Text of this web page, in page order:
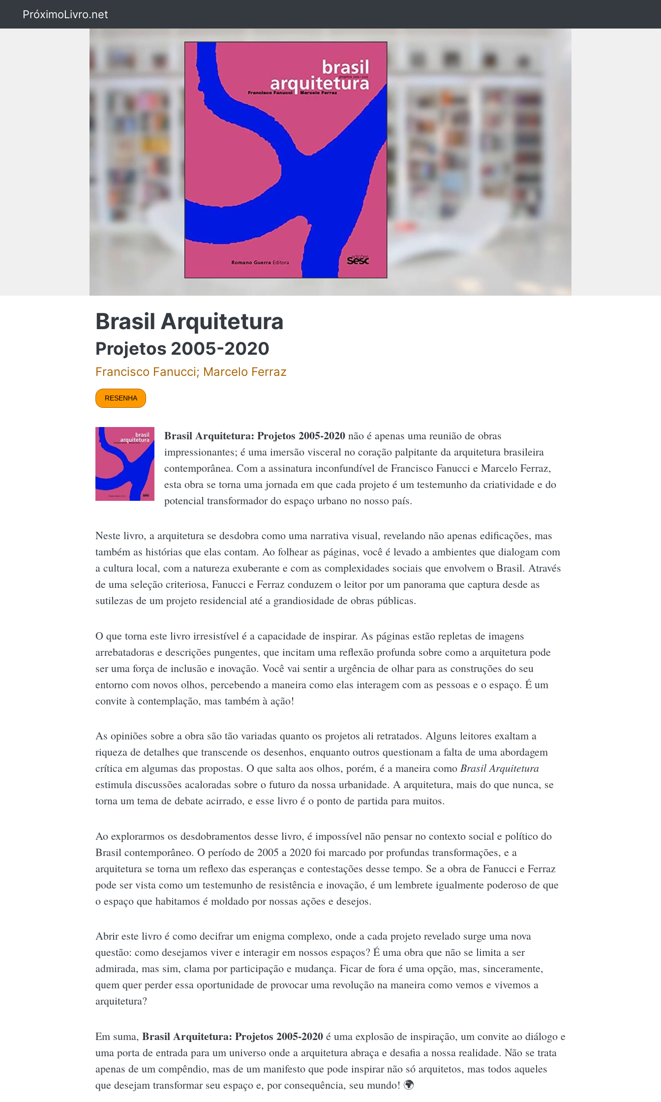
PróximoLivro.net
Brasil Arquitetura
Projetos 2005-2020
Francisco Fanucci; Marcelo Ferraz
RESENHA
Brasil Arquitetura: Projetos 2005-2020 não é apenas uma reunião de obras
impressionantes; é uma imersão visceral no coração palpitante da arquitetura brasileira
contemporânea. Com a assinatura inconfundível de Francisco Fanucci e Marcelo Ferraz,
esta obra se torna uma jornada em que cada projeto é um testemunho da criatividade e do
potencial transformador do espaço urbano no nosso país.
Neste livro, a arquitetura se desdobra como uma narrativa visual, revelando não apenas edificações, mas
também as histórias que elas contam. Ao folhear as páginas, você é levado a ambientes que dialogam com
a cultura local, com a natureza exuberante e com as complexidades sociais que envolvem o Brasil. Através
de uma seleção criteriosa, Fanucci e Ferraz conduzem o leitor por um panorama que captura desde as
sutilezas de um projeto residencial até a grandiosidade de obras públicas.
O que torna este livro irresistível é a capacidade de inspirar. As páginas estão repletas de imagens
arrebatadoras e descrições pungentes, que incitam uma reflexão profunda sobre como a arquitetura pode
ser uma força de inclusão e inovação. Você vai sentir a urgência de olhar para as construções do seu
entorno com novos olhos, percebendo a maneira como elas interagem com as pessoas e o espaço. É um
convite à contemplação, mas também à ação!
As opiniões sobre a obra são tão variadas quanto os projetos ali retratados. Alguns leitores exaltam a
riqueza de detalhes que transcende os desenhos, enquanto outros questionam a falta de uma abordagem
crítica em algumas das propostas. O que salta aos olhos, porém, é a maneira como Brasil Arquitetura
estimula discussões acaloradas sobre o futuro da nossa urbanidade. A arquitetura, mais do que nunca, se
torna um tema de debate acirrado, e esse livro é o ponto de partida para muitos.
Ao explorarmos os desdobramentos desse livro, é impossível não pensar no contexto social e político do
Brasil contemporâneo. O período de 2005 a 2020 foi marcado por profundas transformações, e a
arquitetura se torna um reflexo das esperanças e contestações desse tempo. Se a obra de Fanucci e Ferraz
pode ser vista como um testemunho de resistência e inovação, é um lembrete igualmente poderoso de que
o espaço que habitamos é moldado por nossas ações e desejos.
Abrir este livro é como decifrar um enigma complexo, onde a cada projeto revelado surge uma nova
questão: como desejamos viver e interagir em nossos espaços? É uma obra que não se limita a ser
admirada, mas sim, clama por participação e mudança. Ficar de fora é uma opção, mas, sinceramente,
quem quer perder essa oportunidade de provocar uma revolução na maneira como vemos e vivemos a
arquitetura?
Em suma, Brasil Arquitetura: Projetos 2005-2020 é uma explosão de inspiração, um convite ao diálogo e
uma porta de entrada para um universo onde a arquitetura abraça e desafia a nossa realidade. Não se trata
apenas de um compêndio, mas de um manifesto que pode inspirar não só arquitetos, mas todos aqueles
que desejam transformar seu espaço e, por consequência, seu mundo! 🌍